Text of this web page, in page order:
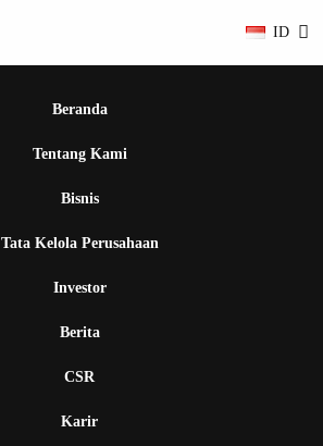
ID
Beranda
Tentang Kami
Bisnis
Tata Kelola Perusahaan
Investor
Berita
CSR
Karir